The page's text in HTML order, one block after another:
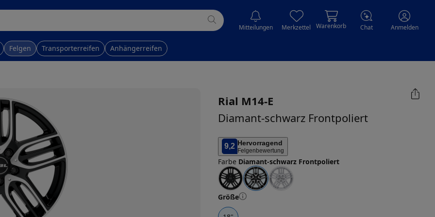
Mitteilungen Merkzettel Warenkorb Chat Anmelden
Felgen Transporterreifen Anhängerreifen
Rial M14-E
Diamant-schwarz Frontpoliert
9,2 Hervorragend
Felgenbewertung
Farbe Diamant-schwarz Frontpoliert
Größe